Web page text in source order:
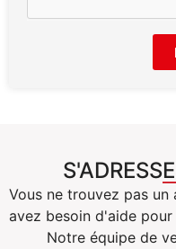
Vous ne trouvez pas
avez besoin d'aide
Notre équipe de